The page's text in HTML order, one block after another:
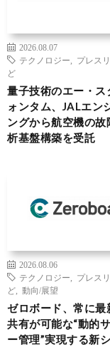
2026.08.07
テクノロジー
プレス
ど
量子技術のエー・ス
ォンタム、JALエン
ングから航空機の故
析基盤構築を受託
2026.08.06
テクノロジー
プレス
ど
動向/展望
ゼロボード、常に最
共有が可能な“動的
ー管理”実現する新